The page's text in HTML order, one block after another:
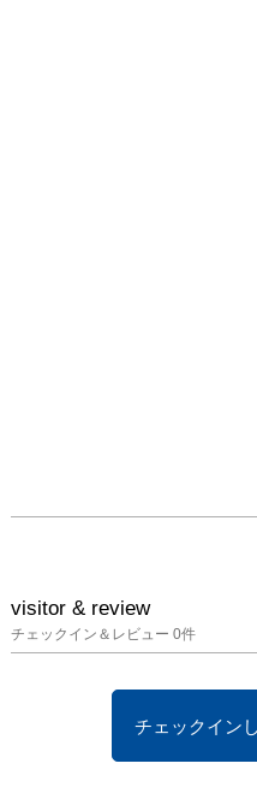
visitor & review
チェックイン＆レビュー 0件
チェックイン